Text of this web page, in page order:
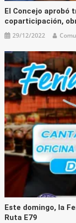
El Concejo aprobó
coparticipación,
29/12/2022
Este domingo, la
Ruta E79